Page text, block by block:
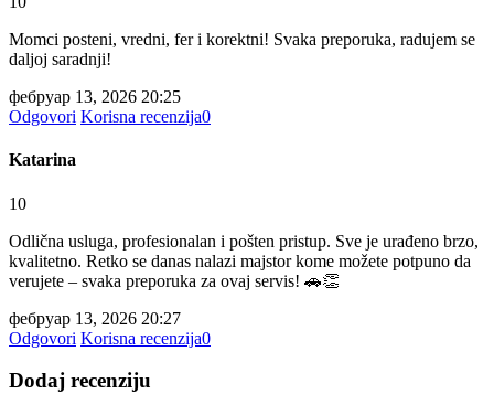
Momci posteni, vredni, fer i korektni! Svaka preporuka, radujem se
daljoj saradnji!
фебруар 13, 2026 20:25
Odgovori Korisna recenzija0
Katarina
10
Odlična usluga, profesionalan i pošten pristup. Sve je urađeno brzo,
kvalitetno. Retko se danas nalazi majstor kome možete potpuno da
verujete – svaka preporuka za ovaj servis! 🚗👏
фебруар 13, 2026 20:27
Odgovori Korisna recenzija0
Dodaj recenziju